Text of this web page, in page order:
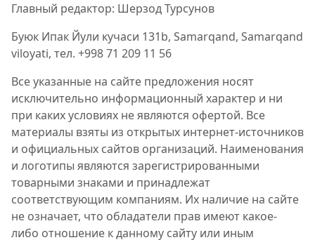
Главный редактор: Шерзод Турсунов
Буюк Ипак Йули кучаси 131b, Samarqand, Samarqand
viloyati, тел. +998 71 209 11 56
Все указанные на сайте предложения носят
исключительно информационный характер и ни
при каких условиях не являются офертой. Все
материалы взяты из открытых интернет-источников
и официальных сайтов организаций. Наименования
и логотипы являются зарегистрированными
товарными знаками и принадлежат
соответствующим компаниям. Их наличие на сайте
не означает, что обладатели прав имеют какое-
либо отношение к данному сайту или иным